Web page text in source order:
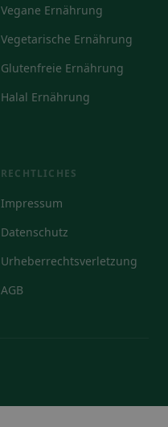
Vegane Ernährung
Vegetarische Ernährung
Glutenfreie Ernährung
Halal Ernährung
RECHTLICHES
Impressum
Datenschutz
Urheberrechtsverletzung
AGB